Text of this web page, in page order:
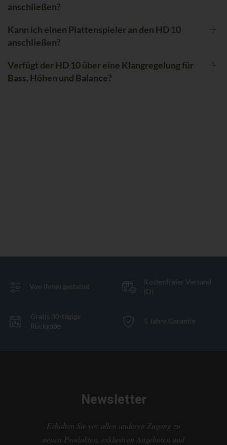
anschließen?
Kann ich einen Plattenspieler an den HD 10
anschließen?
Verfügt der HD 10 über eine Klangregelung für
Bass, Höhen und Balance?
Von Ihnen gestaltet
Kostenfreier Versand
(D)
Gratis 30-tägige
Rückgabe
5 Jahre Garantie
Newsletter
Erhalten Sie vor allen anderen Zugang zu
neuen Produkten, exklusiven Angeboten und